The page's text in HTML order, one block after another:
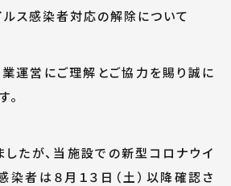
ス感染者対応の解除について
運営にご理解とご協力を賜り誠に
。
たが、当施設での新型コロナウイ
者は８月１３日（土）以降確認さ